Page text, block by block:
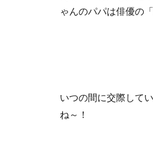
ゃんのパパは俳優の
いつの間に交際して
ね～！